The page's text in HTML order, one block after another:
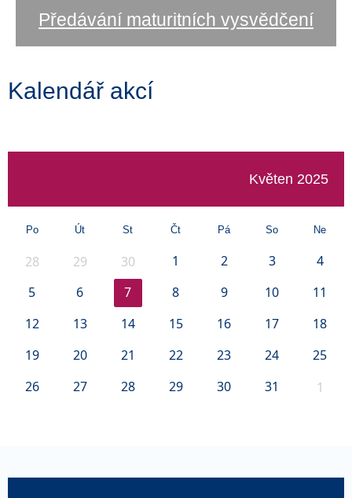
Předávání maturitních vysvědčení
Kalendář akcí
Květen 2025
Po Út St Čt Pá So Ne
28 29 30 1 2 3
4
5
6 7 8 9 10
11
12
13 14 15 16 17
18
19
20 21 22 23 24
25
26
27 28 29 30 31 1